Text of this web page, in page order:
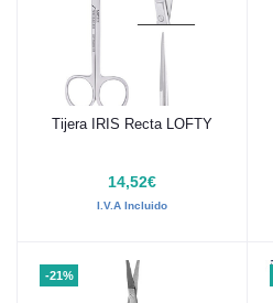
Añadir al carrito
Tijera IRIS Recta LOFTY
14,52€
I.V.A Incluido
-21%